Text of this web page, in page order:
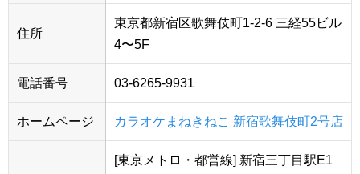
住所
東京都新宿区歌舞伎町1-2-6 三経55ビル
4〜5F
電話番号 03-6265-9931
ホームページ カラオケまねきねこ 新宿歌舞伎町2号店
[東京メトロ・都営線] 新宿三丁目駅E1